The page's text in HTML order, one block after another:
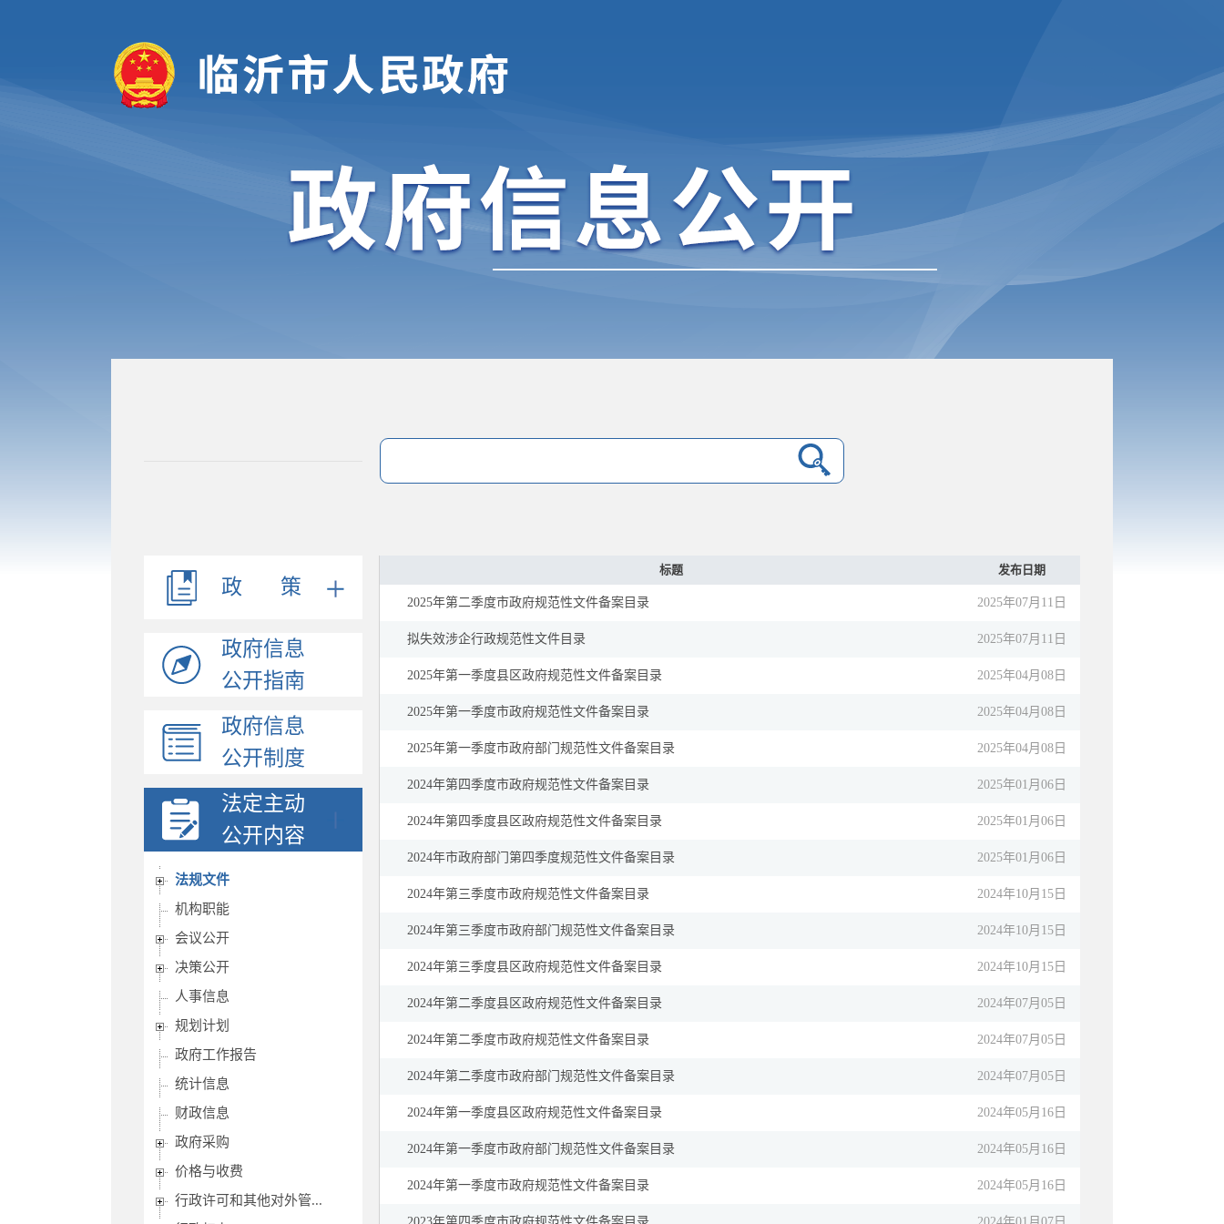
政 策
政府信息
公开指南
政府信息
公开制度
法定主动
公开内容
法规文件
机构职能
会议公开
决策公开
人事信息
规划计划
政府工作报告
统计信息
财政信息
政府采购
价格与收费
行政许可和其他对外管...
标题 发布日期
2025年第二季度市政府规范性文件备案目录 2025年07月11日
拟失效涉企行政规范性文件目录 2025年07月11日
2025年第一季度县区政府规范性文件备案目录 2025年04月08日
2025年第一季度市政府规范性文件备案目录 2025年04月08日
2025年第一季度市政府部门规范性文件备案目录 2025年04月08日
2024年第四季度市政府规范性文件备案目录 2025年01月06日
2024年第四季度县区政府规范性文件备案目录 2025年01月06日
2024年市政府部门第四季度规范性文件备案目录 2025年01月06日
2024年第三季度市政府规范性文件备案目录 2024年10月15日
2024年第三季度市政府部门规范性文件备案目录 2024年10月15日
2024年第三季度县区政府规范性文件备案目录 2024年10月15日
2024年第二季度县区政府规范性文件备案目录 2024年07月05日
2024年第二季度市政府规范性文件备案目录 2024年07月05日
2024年第二季度市政府部门规范性文件备案目录 2024年07月05日
2024年第一季度县区政府规范性文件备案目录 2024年05月16日
2024年第一季度市政府部门规范性文件备案目录 2024年05月16日
2024年第一季度市政府规范性文件备案目录 2024年05月16日